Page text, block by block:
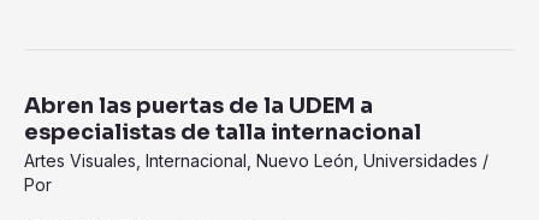
Abren las puertas de la UDEM a
especialistas de talla internacional
Artes Visuales Internacional Nuevo León Universidades /
Por
Abren
las
puertas
de